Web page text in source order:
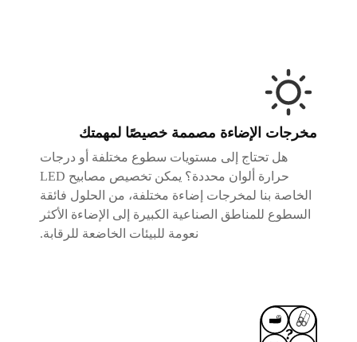
مخرجات الإضاءة مصممة خصيصًا لمهمتك
هل تحتاج إلى مستويات سطوع مختلفة أو درجات
حرارة ألوان محددة؟ يمكن تخصيص مصابيح LED
الخاصة بنا لمخرجات إضاءة مختلفة، من الحلول فائقة
السطوع للمناطق الصناعية الكبيرة إلى الإضاءة الأكثر
نعومة للبيئات الخاضعة للرقابة.